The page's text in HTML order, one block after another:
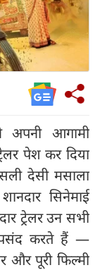
अपनी आगामी
पेश कर दिया
देसी मसाला
सिनेमाई
ट्रेलर उन सभी
पसंद करते हैं —
और पूरी फिल्मी